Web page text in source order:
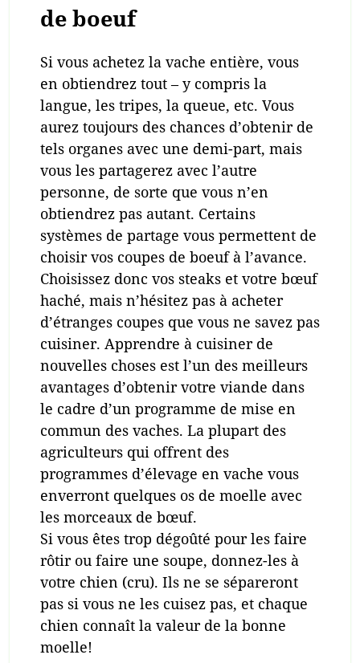
de boeuf
Si vous achetez la vache entière, vous
en obtiendrez tout – y compris la
langue, les tripes, la queue, etc. Vous
aurez toujours des chances d’obtenir de
tels organes avec une demi-part, mais
vous les partagerez avec l’autre
personne, de sorte que vous n’en
obtiendrez pas autant. Certains
systèmes de partage vous permettent de
choisir vos coupes de boeuf à l’avance.
Choisissez donc vos steaks et votre bœuf
haché, mais n’hésitez pas à acheter
d’étranges coupes que vous ne savez pas
cuisiner. Apprendre à cuisiner de
nouvelles choses est l’un des meilleurs
avantages d’obtenir votre viande dans
le cadre d’un programme de mise en
commun des vaches. La plupart des
agriculteurs qui offrent des
programmes d’élevage en vache vous
enverront quelques os de moelle avec
les morceaux de bœuf.
Si vous êtes trop dégoûté pour les faire
rôtir ou faire une soupe, donnez-les à
votre chien (cru). Ils ne se sépareront
pas si vous ne les cuisez pas, et chaque
chien connaît la valeur de la bonne
moelle!